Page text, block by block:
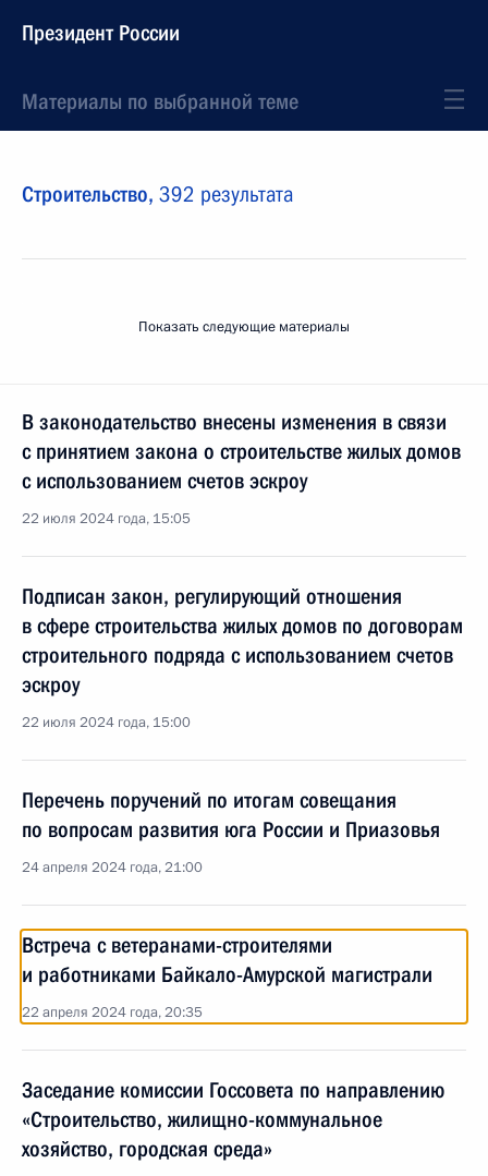
Президент России
Материалы по выбранной теме
Строительство, 392 результата
Показать следующие материалы
В законодательство внесены изменения в связи
с принятием закона о строительстве жилых домов
с использованием счетов эскроу
22 июля 2024 года, 15:05
Подписан закон, регулирующий отношения
в сфере строительства жилых домов по договорам
строительного подряда с использованием счетов
эскроу
22 июля 2024 года, 15:00
Перечень поручений по итогам совещания
по вопросам развития юга России и Приазовья
24 апреля 2024 года, 21:00
Встреча с ветеранами-строителями
и работниками Байкало-Амурской магистрали
22 апреля 2024 года, 20:35
Заседание комиссии Госсовета по направлению
«Строительство, жилищно-коммунальное
хозяйство, городская среда»